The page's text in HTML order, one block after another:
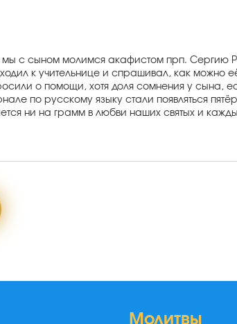
мы с сыном молимся акафистом прп. Сергию
к учительнице и спрашивал, как можно
о помощи, хотя доля сомнения у сына,
по русскому языку стали появляться
ни на грамм в любви наших святых и
Молитвы